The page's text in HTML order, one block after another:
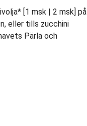
[1 msk | 2 msk] på
eller tills zucchini
Pärla och